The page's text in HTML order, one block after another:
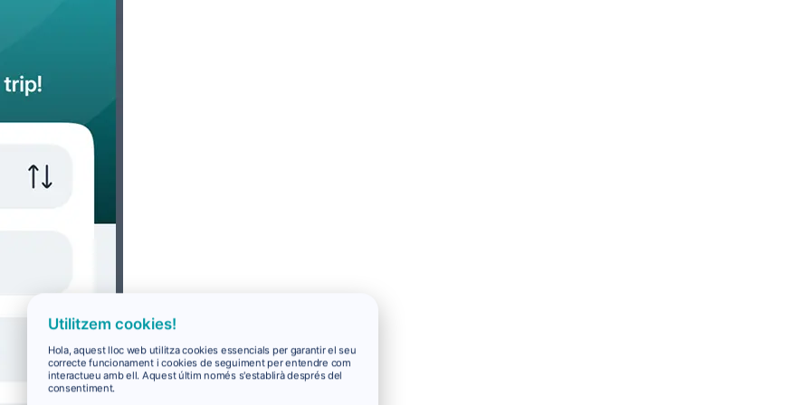
Utilitzem cookies!
Hola, aquest lloc web utilitza cookies essencials per garantir el seu
correcte funcionament i cookies de seguiment per entendre com
interactueu amb ell. Aquest últim només s'establirà després del
consentiment.